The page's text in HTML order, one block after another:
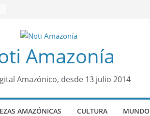
Amazonía
Amazónico, desde 13 julio 2014
AMAZÓNICAS CULTURA MUNDO